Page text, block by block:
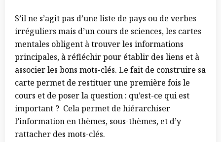
S’il ne s’agit pas d’une liste de pays ou de verbes
irréguliers mais d’un cours de sciences, les cartes
mentales obligent à trouver les informations
principales, à réfléchir pour établir des liens et à
associer les bons mots-clés. Le fait de construire sa
carte permet de restituer une première fois le
cours et de poser la question : qu’est-ce qui est
important ? Cela permet de hiérarchiser
l’information en thèmes, sous-thèmes, et d’y
rattacher des mots-clés.